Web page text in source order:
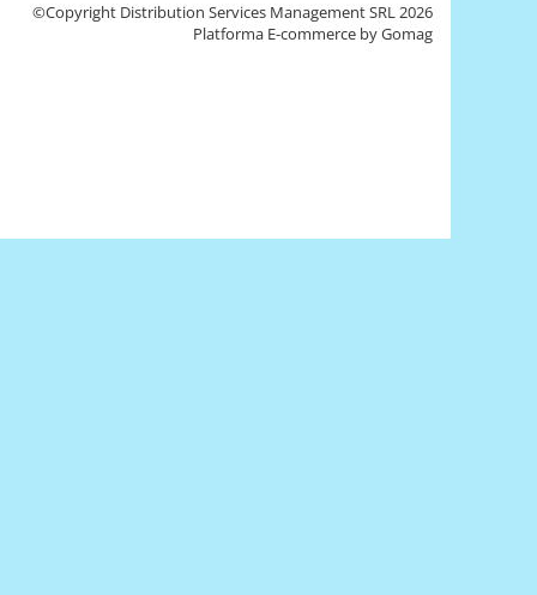
©Copyright Distribution Services Management SRL 2026
Platforma E-commerce by Gomag